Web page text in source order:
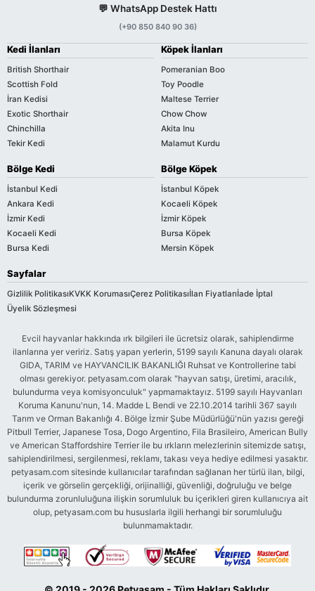
💬 WhatsApp Destek Hattı
(+90 850 840 90 36)
Kedi İlanları
British Shorthair
Scottish Fold
İran Kedisi
Exotic Shorthair
Chinchilla
Tekir Kedi
Köpek İlanları
Pomeranian Boo
Toy Poodle
Maltese Terrier
Chow Chow
Akita Inu
Malamut Kurdu
Bölge Kedi
İstanbul Kedi
Ankara Kedi
İzmir Kedi
Kocaeli Kedi
Bursa Kedi
Bölge Köpek
İstanbul Köpek
Kocaeli Köpek
İzmir Köpek
Bursa Köpek
Mersin Köpek
Sayfalar
Gizlilik PolitikasıKVKK KorumasıÇerez Politikasıİlan Fiyatlarıİade İptal
Üyelik Sözleşmesi
Evcil hayvanlar hakkında ırk bilgileri ile ücretsiz olarak, sahiplendirme
ilanlarına yer veririz. Satış yapan yerlerin, 5199 sayılı Kanuna dayalı olarak
GIDA, TARIM ve HAYVANCILIK BAKANLIĞI Ruhsat ve Kontrollerine tabi
olması gerekiyor. petyasam.com olarak "hayvan satışı, üretimi, aracılık,
bulundurma veya komisyonculuk" yapmamaktayız. 5199 sayılı Hayvanları
Koruma Kanunu'nun, 14. Madde L Bendi ve 22.10.2014 tarihli 367 sayılı
Tarım ve Orman Bakanlığı 4. Bölge İzmir Şube Müdürlüğü'nün yazısı gereği
Pitbull Terrier, Japanese Tosa, Dogo Argentino, Fila Brasileiro, American Bully
ve American Staffordshire Terrier ile bu ırkların melezlerinin sitemizde satışı,
sahiplendirilmesi, sergilenmesi, reklamı, takası veya hediye edilmesi yasaktır.
petyasam.com sitesinde kullanıcılar tarafından sağlanan her türlü ilan, bilgi,
içerik ve görselin gerçekliği, orijinalliği, güvenliği, doğruluğu ve belge
bulundurma zorunluluğuna ilişkin sorumluluk bu içerikleri giren kullanıcıya ait
olup, petyasam.com bu hususlarla ilgili herhangi bir sorumluluğu
bulunmamaktadır.